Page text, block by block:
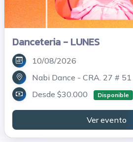
Danceteria - LUNES
10/08/2026
Nabi Dance - CRA. 27 #
Desde $30.000
Disponible
Ver evento